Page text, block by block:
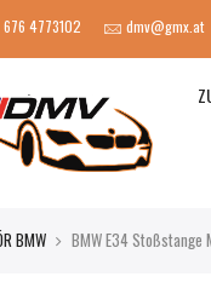
676 4773102 dmv@gmx.at
BMW BMW E34